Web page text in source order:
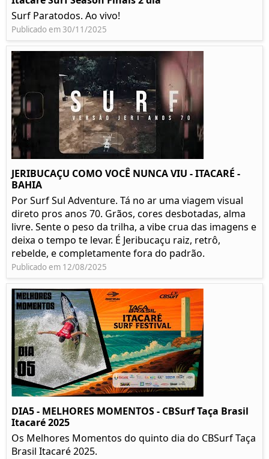
Surf Paratodos. Ao vivo!
Publicado em 30/11/2025
JERIBUCAÇU COMO VOCÊ NUNCA VIU - ITACARÉ -
BAHIA
Por Surf Sul Adventure. Tá no ar uma viagem visual
direto pros anos 70. Grãos, cores desbotadas, alma
livre. Sente o peso da trilha, a vibe crua das imagens e
deixa o tempo te levar. É Jeribucaçu raiz, retrô,
rebelde, e completamente fora do padrão.
Publicado em 12/08/2025
DIA5 - MELHORES MOMENTOS - CBSurf Taça Brasil
Itacaré 2025
Os Melhores Momentos do quinto dia do CBSurf Taça
Brasil Itacaré 2025.